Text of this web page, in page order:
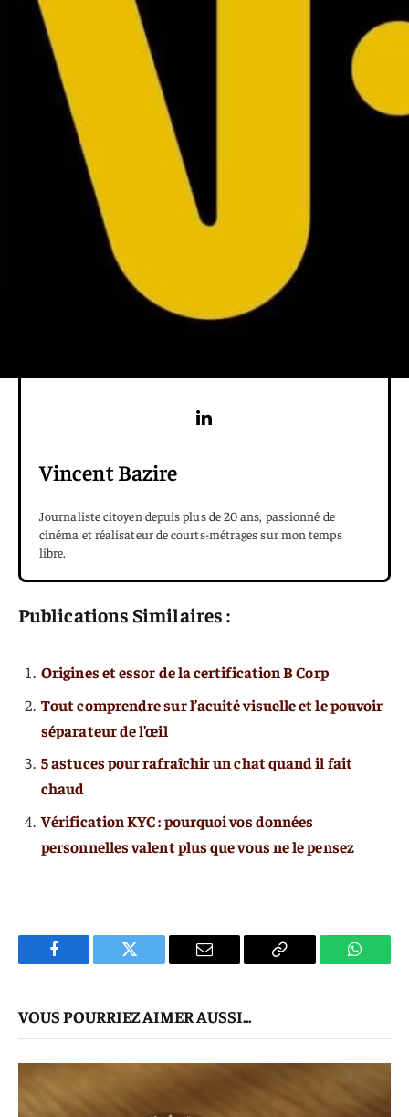
Vincent Bazire
Journaliste citoyen depuis plus de 20 ans, passionné de
cinéma et réalisateur de courts-métrages sur mon temps
libre.
Publications Similaires :
Origines et essor de la certification B Corp
Tout comprendre sur l’acuité visuelle et le pouvoir
séparateur de l’œil
5 astuces pour rafraîchir un chat quand il fait
chaud
Vérification KYC : pourquoi vos données
personnelles valent plus que vous ne le pensez
Facebook Twitter
E-
Copier
VOUS POURRIEZ AIMER AUSSI...